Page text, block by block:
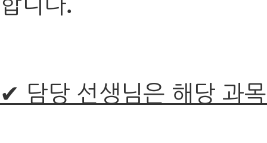
합니다.
✔ 담당 선생님은 해당 과